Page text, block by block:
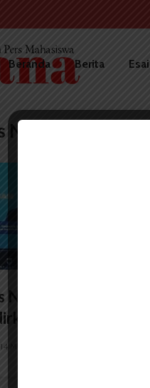
Beranda Berita Esai
Gelar KGSI
Ruang...
14 Mei 2026